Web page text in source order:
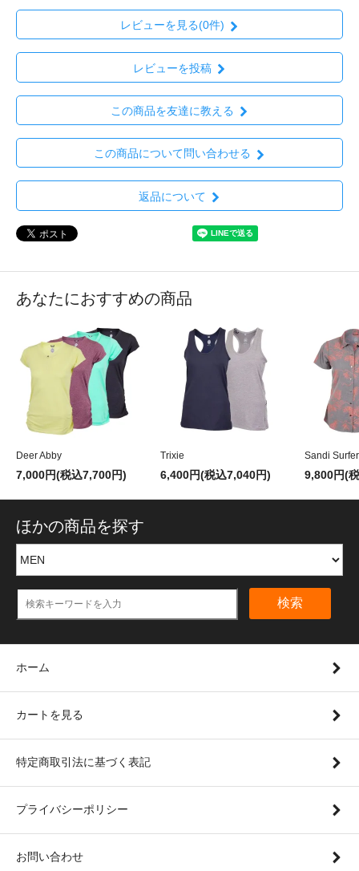
レビューを見る(0件)
レビューを投稿
この商品を友達に教える
この商品について問い合わせる
返品について
あなたにおすすめの商品
Deer Abby
7,000円(税込7,700円)
Trixie
6,400円(税込7,040円)
Sandi Surfer
9,800円(
ほかの商品を探す
検索
ホーム
カートを見る
特定商取引法に基づく表記
プライバシーポリシー
お問い合わせ